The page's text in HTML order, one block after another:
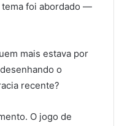
tema foi abordado —
mais estava por
o
recente?
O jogo de